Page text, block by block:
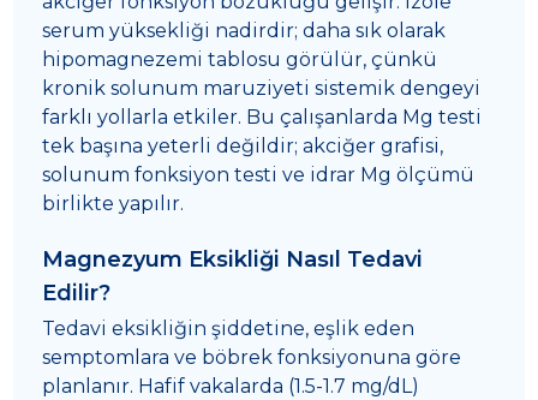
serum yüksekliği nadirdir; daha sık olarak
hipomagnezemi tablosu görülür, çünkü
kronik solunum maruziyeti sistemik dengeyi
farklı yollarla etkiler. Bu çalışanlarda Mg testi
tek başına yeterli değildir; akciğer grafisi,
solunum fonksiyon testi ve idrar Mg ölçümü
birlikte yapılır.
Magnezyum Eksikliği Nasıl Tedavi
Edilir?
Tedavi eksikliğin şiddetine, eşlik eden
semptomlara ve böbrek fonksiyonuna göre
planlanır. Hafif vakalarda (1.5-1.7 mg/dL)